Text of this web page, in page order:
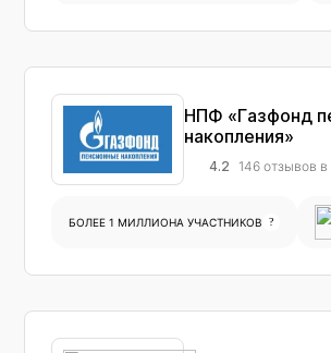
НПФ «Газфонд
накопления»
4.2 146 отзывов
БОЛЕЕ 1 МИЛЛИОНА УЧАСТНИКОВ ?